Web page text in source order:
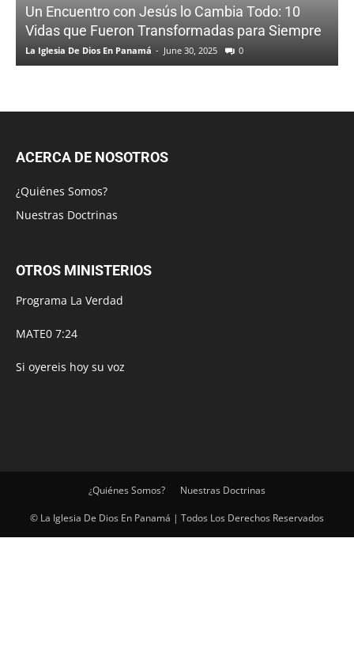
Un Encuentro con Jesús lo Cambia Todo: 10
Vidas que Fueron Transformadas para Siempre
La Iglesia De Dios En Panamá - June 30, 2025 0
ACERCA DE NOSOTROS
¿Quiénes Somos?
Nuestras Doctrinas
OTROS MINISTERIOS
Programa La Verdad
MATE0 7:24
Si oyereis hoy su voz
¿Quiénes Somos? Nuestras Doctrinas
© La Iglesia De Dios En Panamá | Todos Los Derechos Reservados